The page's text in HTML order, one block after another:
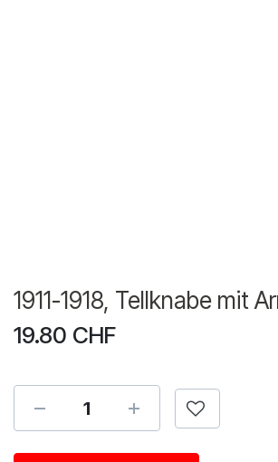
1911-1918, Tellknabe mit
19.80 CHF